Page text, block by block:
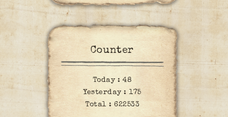
Counter
Today : 48
Yesterday : 175
Total : 622533